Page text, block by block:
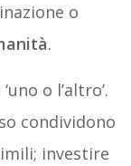
o
.
o l’altro’.
condividono
investire